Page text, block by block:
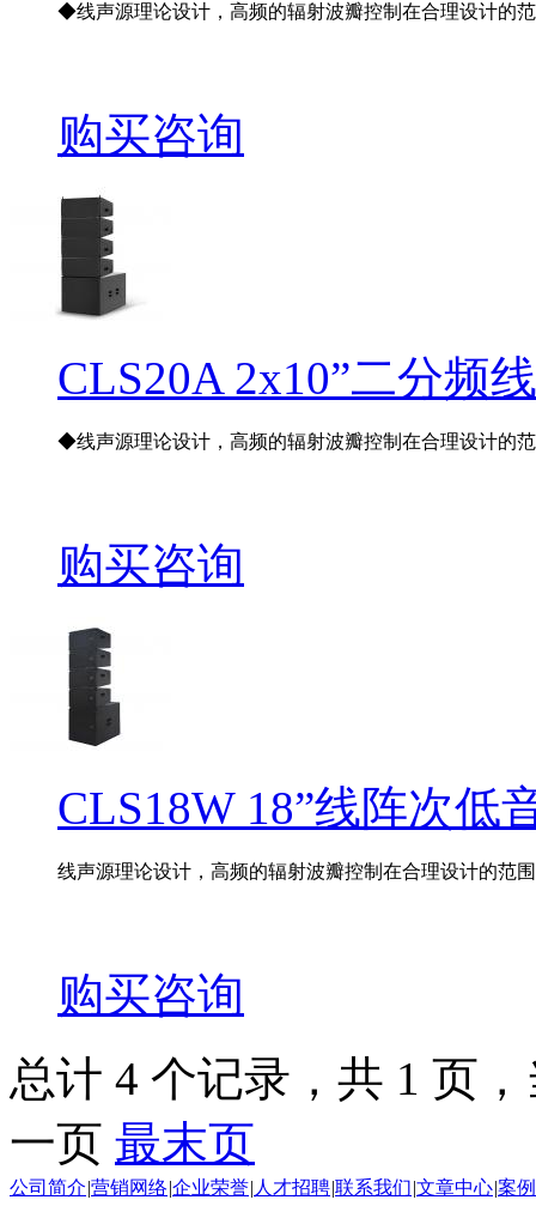
◆线声源理论设计，高频的辐射波瓣控制在合理设计的
购买咨询
CLS20A 2x10”二分频
◆线声源理论设计，高频的辐射波瓣控制在合理设计的
购买咨询
CLS18W 18”线阵次低
线声源理论设计，高频的辐射波瓣控制在合理设计的范
购买咨询
总计 4 个记录，共 1 页
一页 最末页
公司简介|营销网络|企业荣誉|人才招聘|联系我们|文章中心|案